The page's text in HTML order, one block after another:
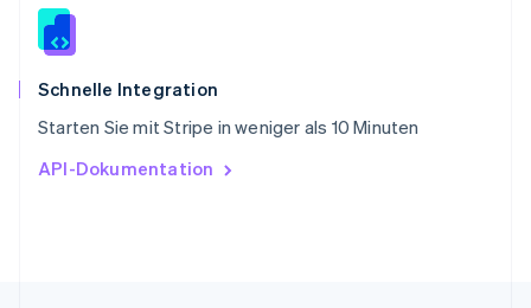
Schnelle Integration
Starten Sie mit Stripe in weniger als 10 Minuten
API-Dokumentation
Spanien
Thailand
ไทยEnglish
English
English